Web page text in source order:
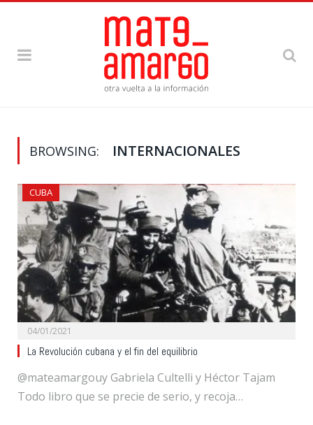
BROWSING: INTERNACIONALES
CUBA
04/01/2021
La Revolución cubana y el fin del equilibrio
@mateamargouy Gabriela Cultelli y Héctor Tajam
Todo libro que se precie de serio, y recoja…